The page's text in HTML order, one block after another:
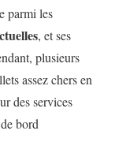
parmi les
, et ses
plusieurs
assez chers en
des services
bord